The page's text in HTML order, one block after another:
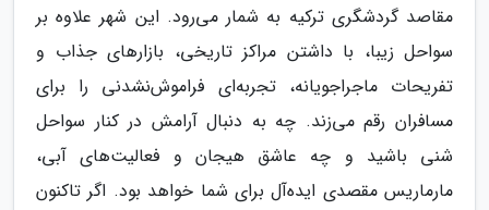
مقاصد گردشگری ترکیه به شمار می‌رود. این شهر علاوه بر
سواحل زیبا، با داشتن مراکز تاریخی، بازارهای جذاب و
تفریحات ماجراجویانه، تجربه‌ای فراموش‌نشدنی را برای
مسافران رقم می‌زند. چه به دنبال آرامش در کنار سواحل
شنی باشید و چه عاشق هیجان و فعالیت‌های آبی،
مارماریس مقصدی ایده‌آل برای شما خواهد بود. اگر تاکنون